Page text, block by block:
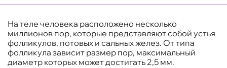
На теле человека расположено несколько
миллионов пор, которые представляют собой устья
фолликулов, потовых и сальных желез. От типа
фолликула зависит размер пор, максимальный
диаметр которых может достигать 2,5 мм.